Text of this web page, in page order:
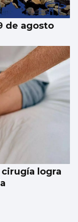
de agosto
logra